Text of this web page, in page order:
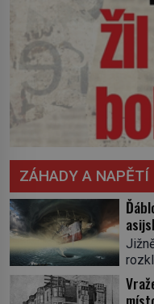
ZÁHADY A NAPĚTÍ
ve